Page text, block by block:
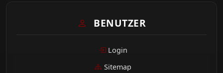
BENUTZER
Login
Sitemap